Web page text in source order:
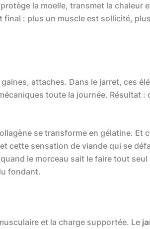
la moelle, transmet la chaleur
final : plus un muscle est sollicité,
attaches. Dans le jarret, ces
toute la journée. Résultat :
se transforme en gélatine. Et
cette sensation de viande qui se
le morceau sait le faire tout seul
fondant.
et la charge supportée. Le